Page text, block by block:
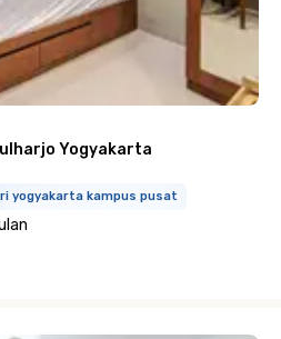
Yogyakarta
yogyakarta kampus pusat